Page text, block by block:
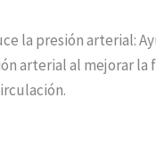
la presión arterial:
arterial al mejorar la